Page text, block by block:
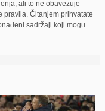
ali to ne obavezuje
pravila. Čitanjem prihvatate
sadržaji koji mogu